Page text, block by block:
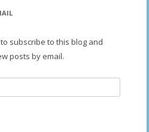
subscribe to this blog and
posts by email.